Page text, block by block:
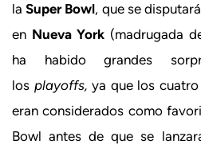
laSuper Bowl, que se
en Nueva York (madrugada
ha habido grandes
los playoffs,ya que los
eran considerados como
Bowl antes de que se